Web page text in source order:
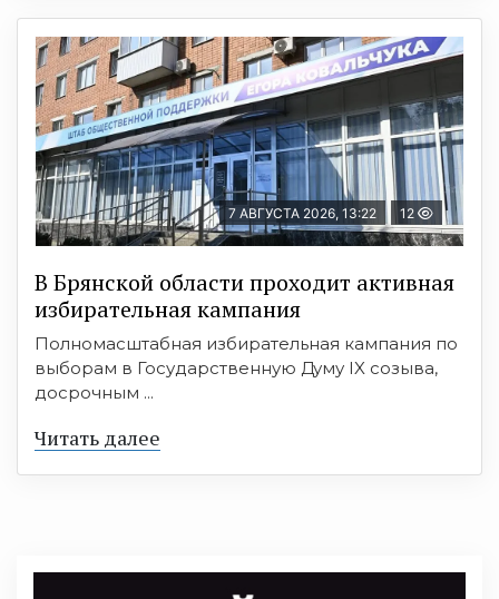
7 АВГУСТА 2026, 13:22 12
В Брянской области проходит активная
избирательная кампания
Полномасштабная избирательная кампания по
выборам в Государственную Думу IX созыва,
досрочным ...
Читать далее